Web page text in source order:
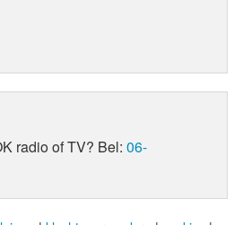
radio of TV? Bel:06-